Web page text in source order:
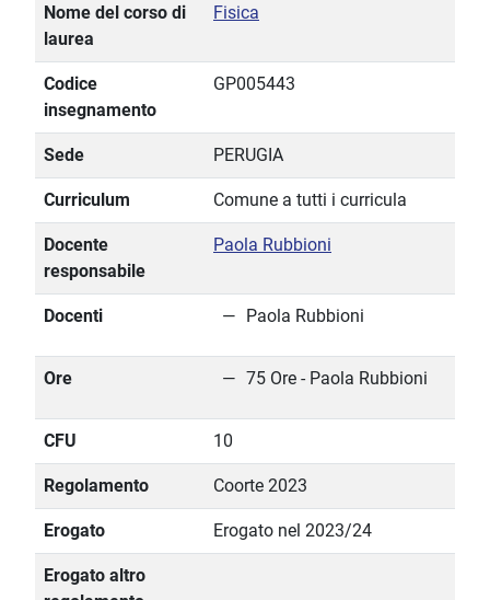
Nome del corso di
laurea
Fisica
Codice
insegnamento
GP005443
Sede PERUGIA
Curriculum Comune a tutti i curricula
Docente
responsabile
Paola Rubbioni
Docenti Paola Rubbioni
Ore 75 Ore - Paola Rubbioni
CFU 10
Regolamento Coorte 2023
Erogato Erogato nel 2023/24
Erogato altro